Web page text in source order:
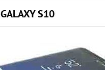
S10